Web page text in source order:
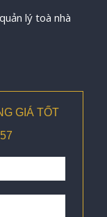
lý toà nhà
GIÁ TỐT